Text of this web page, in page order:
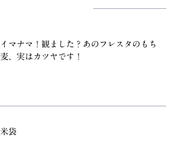
イマナマ！観ました？あのフレスタのもち
麦、実はカツヤです！
米袋